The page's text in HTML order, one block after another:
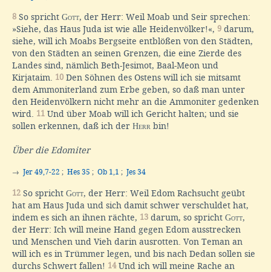
8 So spricht Gott, der Herr: Weil Moab und Seir sprechen:
»Siehe, das Haus Juda ist wie alle Heidenvölker!«, 9 darum,
siehe, will ich Moabs Bergseite entblößen von den Städten,
von den Städten an seinen Grenzen, die eine Zierde des
Landes sind, nämlich Beth-Jesimot, Baal-Meon und
Kirjataim. 10 Den Söhnen des Ostens will ich sie mitsamt
dem Ammoniterland zum Erbe geben, so daß man unter
den Heidenvölkern nicht mehr an die Ammoniter gedenken
wird. 11 Und über Moab will ich Gericht halten; und sie
sollen erkennen, daß ich der Herr bin!
Über die Edomiter
→ Jer 49,7-22 ; Hes 35 ; Ob 1,1 ; Jes 34
12 So spricht Gott, der Herr: Weil Edom Rachsucht geübt
hat am Haus Juda und sich damit schwer verschuldet hat,
indem es sich an ihnen rächte, 13 darum, so spricht Gott,
der Herr: Ich will meine Hand gegen Edom ausstrecken
und Menschen und Vieh darin ausrotten. Von Teman an
will ich es in Trümmer legen, und bis nach Dedan sollen sie
durchs Schwert fallen! 14Und ich will meine Rache an